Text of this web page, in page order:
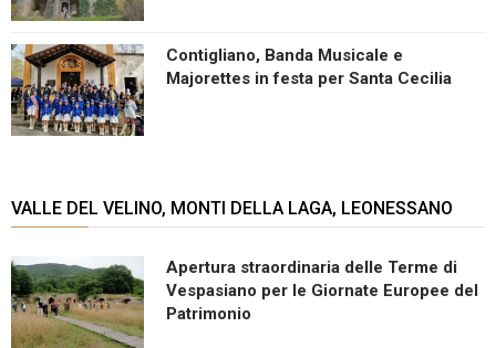
Contigliano, Banda Musicale e
Majorettes in festa per Santa Cecilia
VALLE DEL VELINO, MONTI DELLA LAGA, LEONESSANO
Apertura straordinaria delle Terme di
Vespasiano per le Giornate Europee del
Patrimonio